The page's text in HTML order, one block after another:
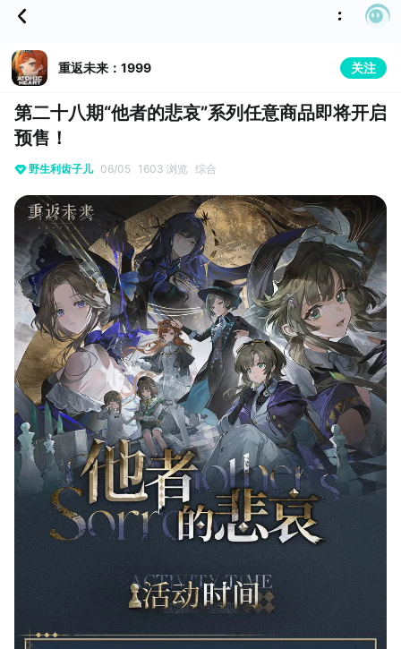
重返未来：1999 关注
第二十八期“他者的悲哀”系列任意商品即将开启
预售！
野生利齿子儿 06/05 1603 浏览 综合